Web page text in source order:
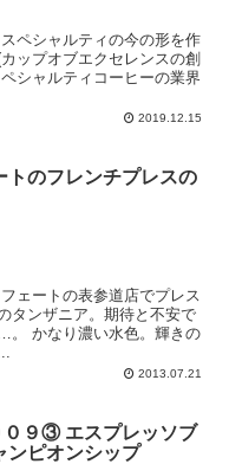
ペシャルティの今の形を作
ップオブエクセレンスの創
シャルティコーヒーの業界
2019.12.15
トのフレンチプレスの
ェートの表参道店でプレス
タンザニア。期待と不安で
かなり濃い水色。輝きの
2013.07.21
９③ エスプレッソブ
ンピオンシップ